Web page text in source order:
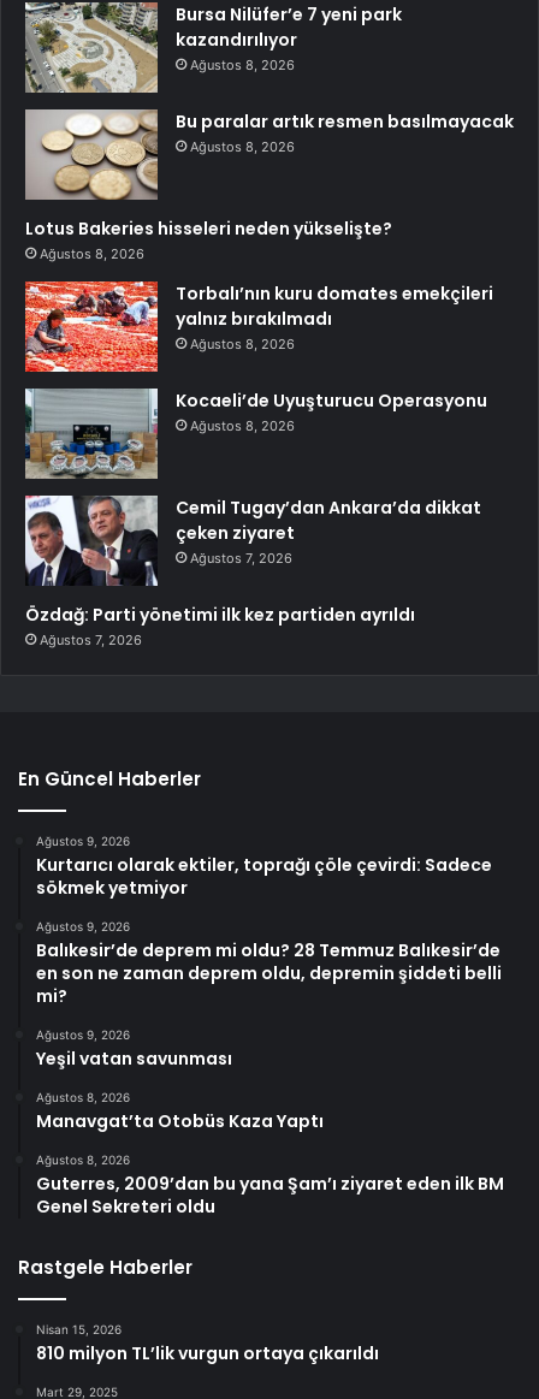
Bursa Nilüfer’e 7 yeni park
kazandırılıyor
Ağustos 8, 2026
Bu paralar artık resmen basılmayacak
Ağustos 8, 2026
Lotus Bakeries hisseleri neden yükselişte?
Ağustos 8, 2026
Torbalı’nın kuru domates emekçileri
yalnız bırakılmadı
Ağustos 8, 2026
Kocaeli’de Uyuşturucu Operasyonu
Ağustos 8, 2026
Cemil Tugay’dan Ankara’da dikkat
çeken ziyaret
Ağustos 7, 2026
Özdağ: Parti yönetimi ilk kez partiden ayrıldı
Ağustos 7, 2026
En Güncel Haberler
Ağustos 9, 2026
Kurtarıcı olarak ektiler, toprağı çöle çevirdi: Sadece
sökmek yetmiyor
Ağustos 9, 2026
Balıkesir’de deprem mi oldu? 28 Temmuz Balıkesir’de
en son ne zaman deprem oldu, depremin şiddeti belli
mi?
Ağustos 9, 2026
Yeşil vatan savunması
Ağustos 8, 2026
Manavgat’ta Otobüs Kaza Yaptı
Ağustos 8, 2026
Guterres, 2009’dan bu yana Şam’ı ziyaret eden ilk BM
Genel Sekreteri oldu
Rastgele Haberler
Nisan 15, 2026
810 milyon TL’lik vurgun ortaya çıkarıldı
Mart 29, 2025